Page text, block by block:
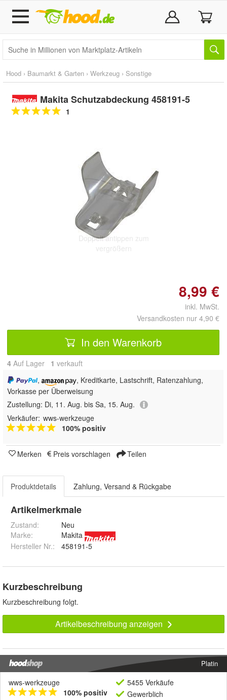
Hood › Baumarkt & Garten › Werkzeug › Sonstige
Makita Schutzabdeckung 458191-5
1
Doppelt antippen zum
vergrößern
8,99 €
inkl. MwSt.
Versandkosten nur 4,90 €
In den Warenkorb
4 Auf Lager 1 verkauft
,
, Kreditkarte, Lastschrift, Ratenzahlung,
Vorkasse per Überweisung
Zustellung: Di, 11. Aug. bis Sa, 15. Aug.
Verkäufer: wws-werkzeuge
100% positiv
Merken Preis vorschlagen Teilen
Produktdetails Zahlung, Versand & Rückgabe
Artikelmerkmale
Zustand:
Neu
Marke:
Makita
Hersteller Nr.:
458191-5
Kurzbeschreibung
Kurzbeschreibung folgt.
Artikelbeschreibung anzeigen
Platin
wws-werkzeuge
100% positiv
5455 Verkäufe
Gewerblich